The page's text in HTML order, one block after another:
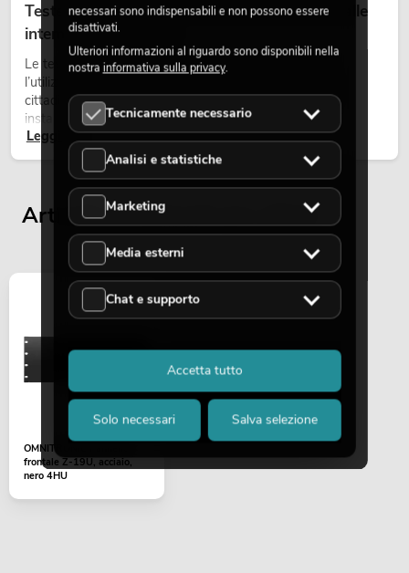
Teste mobili outdoor: teste mobili resistenti alle
intemperie per eventi
Le teste mobili outdoor sono proiettori motorizzati per
l’utilizzo all’aperto. Vengono impiegate in festival, feste
cittadine, concerti open-air, allestimenti architetturali e
installazioni temporanee all’esterno.
Leggi ora
Articoli visualizzati per ultimi
OMNITRONIC Pannello
frontale Z-19U, acciaio,
nero 4HU
necessari sono indispensabili e non possono essere
disattivati.
Ulteriori informazioni al riguardo sono disponibili nella
nostra informativa sulla privacy.
Tecnicamente necessario
Analisi e statistiche
Marketing
Media esterni
Chat e supporto
Solo necessari Salva selezione
Accetta tutto